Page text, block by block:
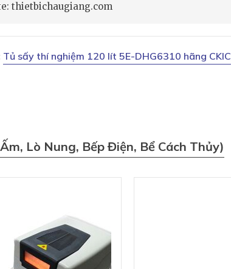
thietbichaugiang.com
Tủ sấy thí nghiệm 120 lít 5E-DHG6310 hãng CKIC
Lò Nung, Bếp Điện, Bể Cách Thủy)